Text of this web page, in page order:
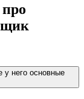
у него основные